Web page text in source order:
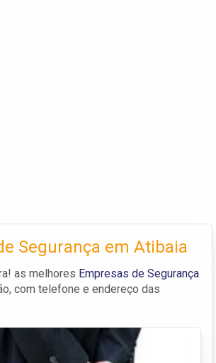
Segurança em Atibaia
as melhores Empresas de Segurança
com telefone e endereço das